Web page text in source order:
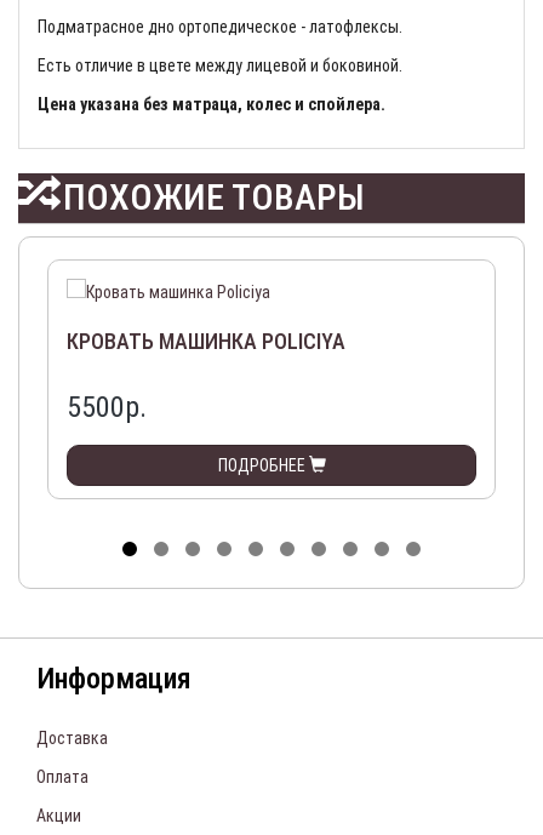
Подматрасное дно ортопедическое - латофлексы.
Есть отличие в цвете между лицевой и боковиной.
Цена указана без матраца, колес и спойлера.
ПОХОЖИЕ ТОВАРЫ
КРОВАТЬ МАШИНКА POLICIYA
5500р.
ПОДРОБНЕЕ
Информация
Доставка
Оплата
Акции